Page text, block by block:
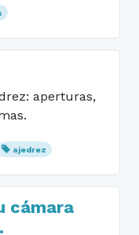
aperturas,
ajedrez
cámara